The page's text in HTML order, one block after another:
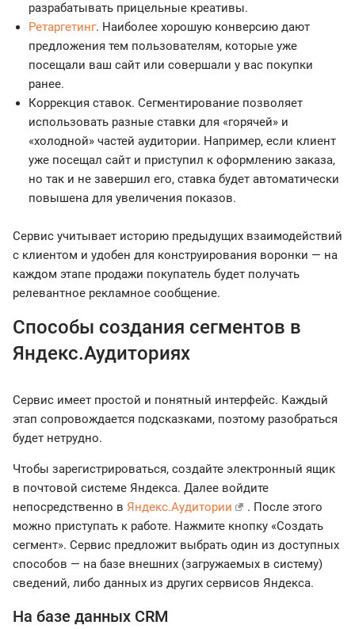
разрабатывать прицельные креативы.
Ретаргетинг. Наиболее хорошую конверсию дают
предложения тем пользователям, которые уже
посещали ваш сайт или совершали у вас покупки
ранее.
Коррекция ставок. Сегментирование позволяет
использовать разные ставки для «горячей» и
«холодной» частей аудитории. Например, если клиент
уже посещал сайт и приступил к оформлению заказа,
но так и не завершил его, ставка будет автоматически
повышена для увеличения показов.
Сервис учитывает историю предыдущих взаимодействий
с клиентом и удобен для конструирования воронки — на
каждом этапе продажи покупатель будет получать
релевантное рекламное сообщение.
Способы создания сегментов в
Яндекс.Аудиториях
Сервис имеет простой и понятный интерфейс. Каждый
этап сопровождается подсказками, поэтому разобраться
будет нетрудно.
Чтобы зарегистрироваться, создайте электронный ящик
в почтовой системе Яндекса. Далее войдите
непосредственно в Яндекс.Аудитории
. После этого
можно приступать к работе. Нажмите кнопку «Создать
сегмент». Сервис предложит выбрать один из доступных
способов — на базе внешних (загружаемых в систему)
сведений, либо данных из других сервисов Яндекса.
На базе данных CRM